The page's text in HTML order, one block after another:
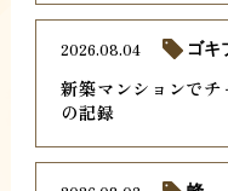
新築マンションで
の記録
2026.08.04 ゴキ